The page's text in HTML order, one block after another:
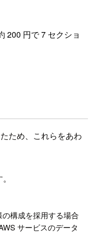
200 円で 7 セクショ
ため、これらをあわ
構成を採用する場合
サービスのデータ